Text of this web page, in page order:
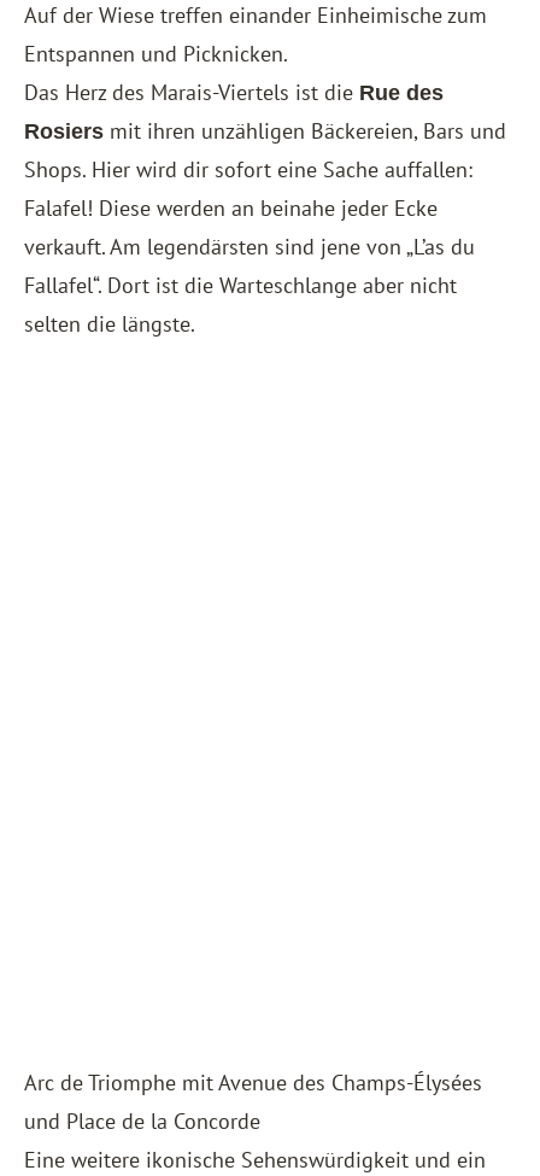
Auf der Wiese treffen einander Einheimische zum
Entspannen und Picknicken.
Das Herz des Marais-Viertels ist die Rue des
Rosiers mit ihren unzähligen Bäckereien, Bars und
Shops. Hier wird dir sofort eine Sache auffallen:
Falafel! Diese werden an beinahe jeder Ecke
verkauft. Am legendärsten sind jene von „L’as du
Fallafel“. Dort ist die Warteschlange aber nicht
selten die längste.
Arc de Triomphe mit Avenue des Champs-Élysées
und Place de la Concorde
Eine weitere ikonische Sehenswürdigkeit und ein